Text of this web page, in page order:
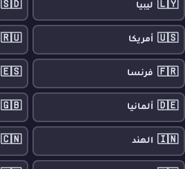
🇱🇾 ليبيا 🇸🇩
🇺🇸 أمريكا 🇷🇺
🇫🇷 فرنسا 🇪🇸
🇩🇪 ألمانيا 🇬🇧
🇮🇳 الهند 🇨🇳